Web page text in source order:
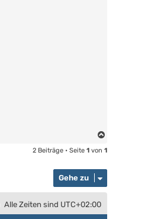
b
2 Beiträge • Seite 1 von 1
Gehe zu
Alle Zeiten sind UTC+02:00